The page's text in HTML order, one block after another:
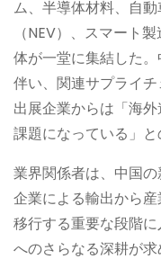
ム、半導体材料、自
（NEV）、スマート
体が一堂に集結した
伴い、関連サプライチ
出展企業からは「海
課題になっている」と
業界関係者は、中国
企業による輸出から
移行する重要な段階
へのさらなる深耕が求